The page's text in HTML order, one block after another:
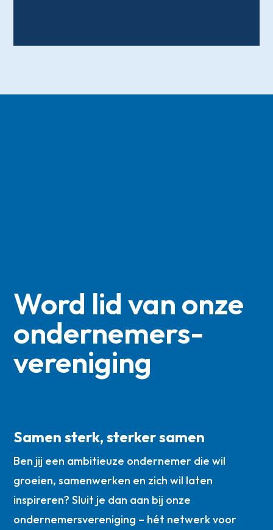
Word lid van onze
ondernemers­
vereniging
Samen sterk, sterker samen
Ben jij een ambitieuze ondernemer die wil
groeien, samenwerken en zich wil laten
inspireren? Sluit je dan aan bij onze
ondernemersvereniging – hét netwerk voor